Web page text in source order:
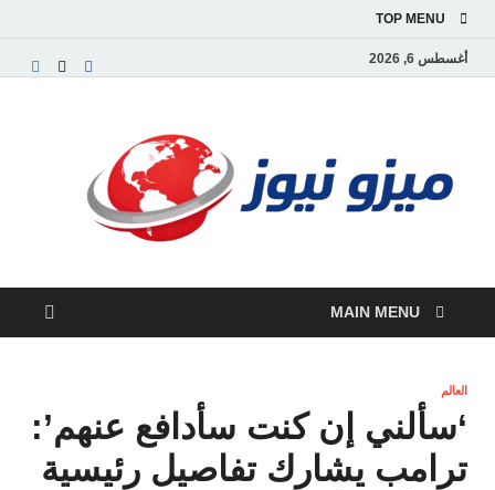
TOP MENU
أغسطس 6, 2026
MAIN MENU
العالم
‘سألني إن كنت سأدافع عنهم’:
ترامب يشارك تفاصيل رئيسية